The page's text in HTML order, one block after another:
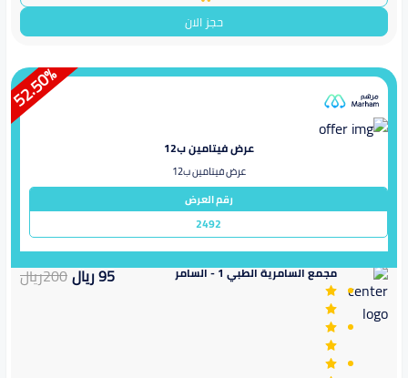
حجز الان
52.50
%
عرض فيتامين ب12
عرض فيتامين ب12
رقم العرض
2492
مجمع السامرية الطبي 1 - السامر 95ريال200ريال